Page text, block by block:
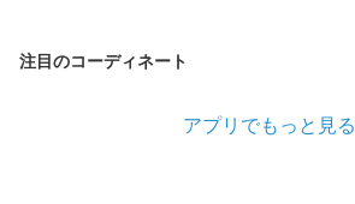
注目のコーディネート
アプリでもっと見る